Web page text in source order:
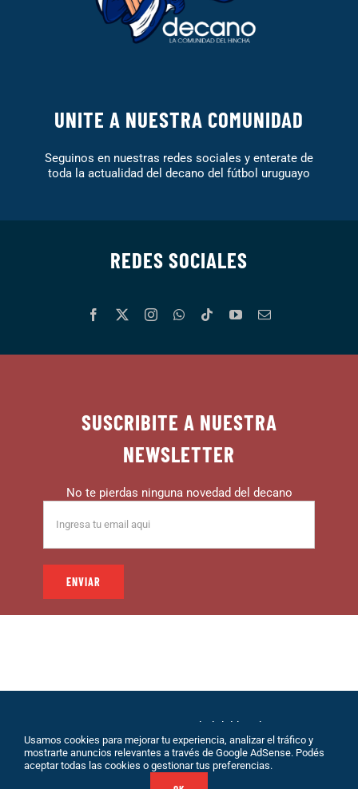
UNITE A NUESTRA COMUNIDAD
Seguinos en nuestras redes sociales y enterate de
toda la actualidad del decano del fútbol uruguayo
REDES SOCIALES
SUSCRIBITE A NUESTRA
NEWSLETTER
No te pierdas ninguna novedad del decano
© 1999 – DECANO – La comunidad del hincha |
Desarrollo: Eolio |Políticas de Privacidad|Sobre
Nosotros|Terminos de Servicio|Contacto
Usamos cookies para mejorar tu experiencia, analizar el tráfico y
mostrarte anuncios relevantes a través de Google AdSense. Podés
aceptar todas las cookies o gestionar tus preferencias.